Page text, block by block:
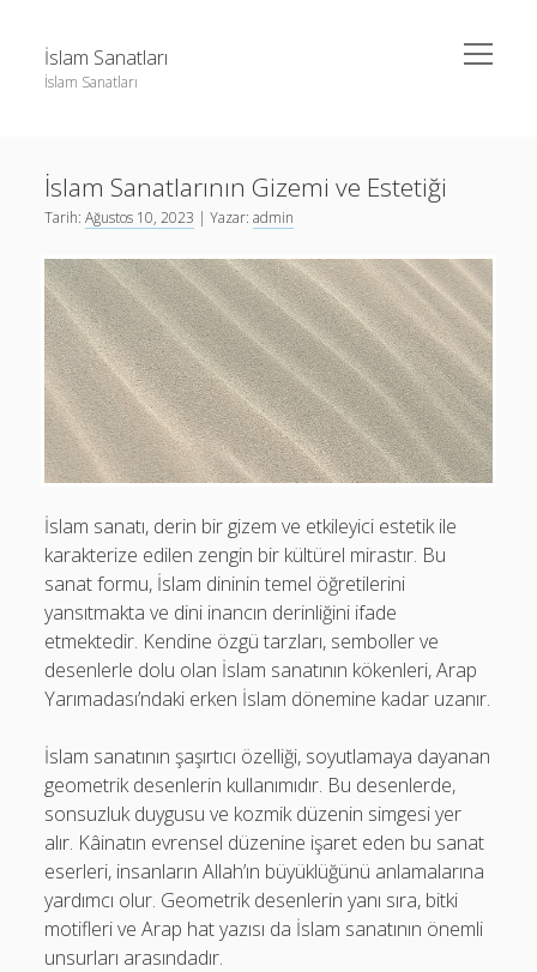
İslam Sanatları
İslam Sanatları
menüyü
aç
Liste
Sayfa Listesi
Liste
Sayfa Listesi
İslam Sanatlarının Gizemi ve Estetiği
Tarih:Ağustos 10, 2023 | Yazar:admin
İslam sanatı, derin bir gizem ve etkileyici estetik ile
karakterize edilen zengin bir kültürel mirastır. Bu
sanat formu, İslam dininin temel öğretilerini
yansıtmakta ve dini inancın derinliğini ifade
etmektedir. Kendine özgü tarzları, semboller ve
desenlerle dolu olan İslam sanatının kökenleri, Arap
Yarımadası’ndaki erken İslam dönemine kadar uzanır.
İslam sanatının şaşırtıcı özelliği, soyutlamaya dayanan
geometrik desenlerin kullanımıdır. Bu desenlerde,
sonsuzluk duygusu ve kozmik düzenin simgesi yer
alır. Kâinatın evrensel düzenine işaret eden bu sanat
eserleri, insanların Allah’ın büyüklüğünü anlamalarına
yardımcı olur. Geometrik desenlerin yanı sıra, bitki
motifleri ve Arap hat yazısı da İslam sanatının önemli
unsurları arasındadır.